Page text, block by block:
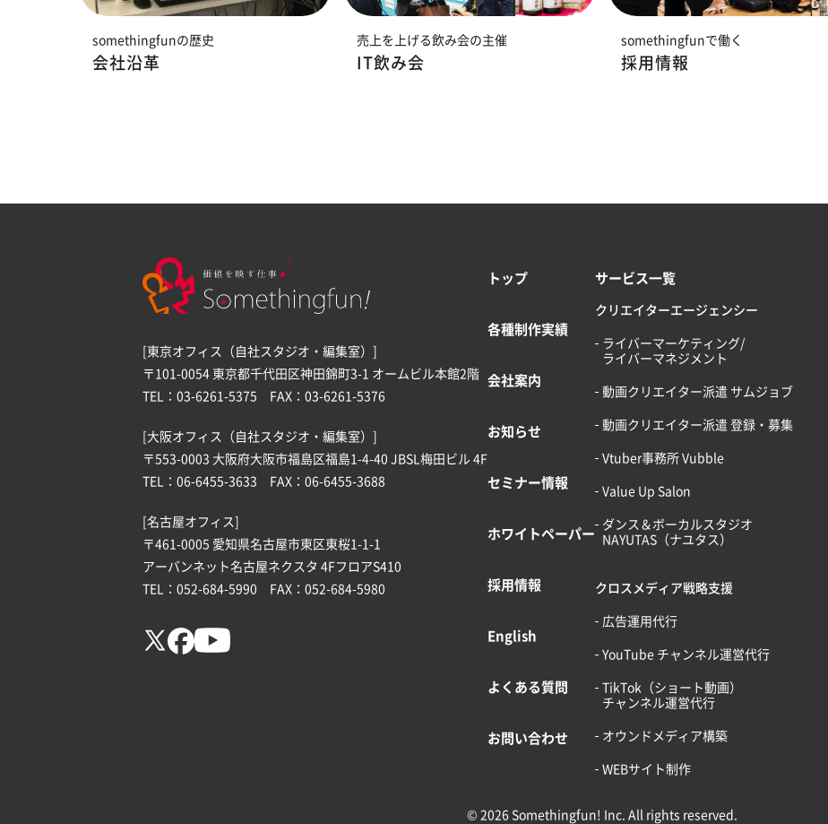
somethingfunの歴史
会社沿革
売上を上げる飲み会の主催
IT飲み会
somethingfunで働く
採用情報
[東京オフィス（自社スタジオ・編集室）]
〒101-0054 東京都千代田区神田錦町3-1 オームビル本館2階
TEL：03-6261-5375 FAX：03-6261-5376
[大阪オフィス（自社スタジオ・編集室）]
〒553-0003 大阪府大阪市福島区福島1-4-40 JBSL梅田ビル 4F
TEL：06-6455-3633 FAX：06-6455-3688
[名古屋オフィス]
〒461-0005 愛知県名古屋市東区東桜1-1-1
アーバンネット名古屋ネクスタ 4FフロアS410
TEL：052-684-5990 FAX：052-684-5980
トップ
各種制作実績
会社案内
お知らせ
セミナー情報
ホワイトペーパー
採用情報
English
よくある質問
お問い合わせ
サービス一覧
クリエイターエージェンシー
ライバーマーケティング/
ライバーマネジメント
動画クリエイター派遣 サムジョブ
動画クリエイター派遣 登録・募集
Vtuber事務所 Vubble
Value Up Salon
ダンス＆ボーカルスタジオ
NAYUTAS（ナユタス）
クロスメディア戦略支援
広告運用代行
YouTube チャンネル運営代行
TikTok（ショート動画）
チャンネル運営代行
オウンドメディア構築
WEBサイト制作
© 2026 Somethingfun! Inc. All rights reserved.